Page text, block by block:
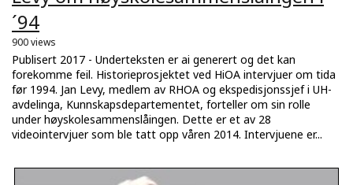
´94
900 views
Publisert 2017 - Underteksten er ai generert og det kan
forekomme feil. Historieprosjektet ved HiOA intervjuer om tida
før 1994. Jan Levy, medlem av RHOA og ekspedisjonssjef i UH-
avdelinga, Kunnskapsdepartementet, forteller om sin rolle
under høyskolesammenslåingen. Dette er et av 28
videointervjuer som ble tatt opp våren 2014. Intervjuene er...